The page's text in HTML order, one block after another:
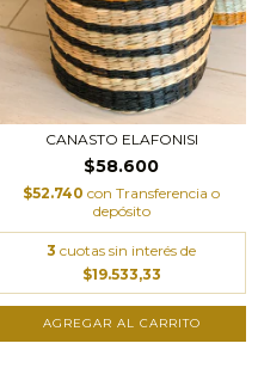
CANASTO ELAFONISI
$58.600
$52.740 con Transferencia o
depósito
3 cuotas sin interés de
$19.533,33
AGREGAR AL CARRITO